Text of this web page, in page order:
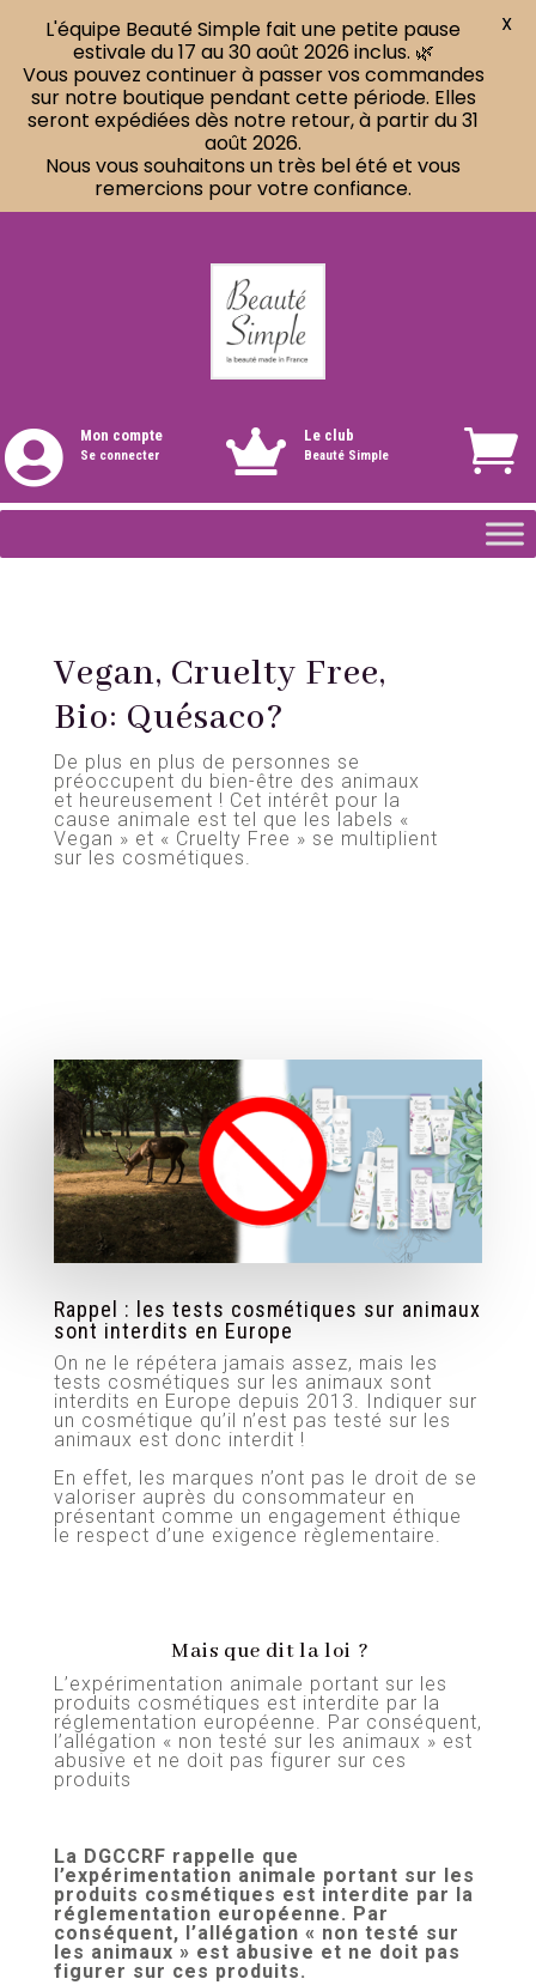
 Mon compte
Se connecter  Le club
Beauté Simple
Vegan, Cruelty Free,
Bio: Quésaco?
De plus en plus de personnes se
préoccupent du bien-être des animaux
et heureusement ! Cet intérêt pour la
cause animale est tel que les labels «
Vegan » et « Cruelty Free » se multiplient
sur les cosmétiques.
Rappel : les tests cosmétiques sur animaux
sont interdits en Europe
On ne le répétera jamais assez, mais les
tests cosmétiques sur les animaux sont
interdits en Europe depuis 2013. Indiquer sur
un cosmétique qu’il n’est pas testé sur les
animaux est donc interdit !
En effet, les marques n’ont pas le droit de se
valoriser auprès du consommateur en
présentant comme un engagement éthique
le respect d’une exigence règlementaire.
Mais que dit la loi ?
L’expérimentation animale portant sur les
produits cosmétiques est interdite par la
réglementation européenne. Par conséquent,
l’allégation « non testé sur les animaux » est
abusive et ne doit pas figurer sur ces
produits
La DGCCRF rappelle que
l’expérimentation animale portant sur les
produits cosmétiques est interdite par la
réglementation européenne. Par
conséquent, l’allégation « non testé sur
les animaux » est abusive et ne doit pas
figurer sur ces produits.
L'équipe Beauté Simple fait une petite pause
estivale du 17 au 30 août 2026 inclus. 🌿
Vous pouvez continuer à passer vos commandes
sur notre boutique pendant cette période. Elles
seront expédiées dès notre retour, à partir du 31
août 2026.
Nous vous souhaitons un très bel été et vous
remercions pour votre confiance.
X